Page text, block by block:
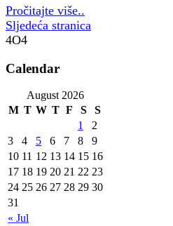
Pročitajte više..
Sljedeća stranica
4O4
Calendar
August 2026
M T W T F S S
« Jul
1
2
3
4 5 6 7 8
9
10 11 12 13 14 15 16
17 18 19 20 21 22 23
24 25 26 27 28 29 30
31